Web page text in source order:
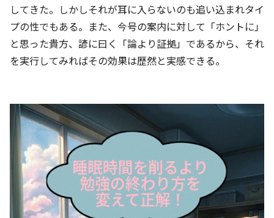
してきた。しかしそれが耳に入らないのも追い込まれタイ
プの性でもある。また、今号の案内に対して「ホントに」
と思った貴方、諺に曰く「論より証拠」であるから、それ
を実行してみればその効果は歴然と実感できる。